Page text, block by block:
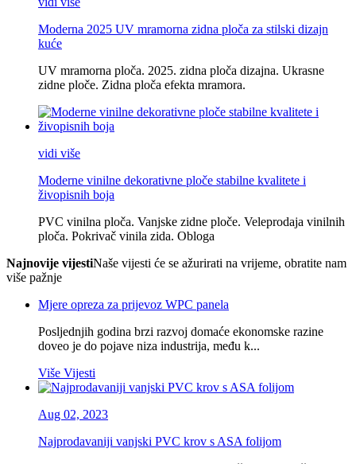
Moderna 2025 UV mramorna zidna ploča za stilski dizajn
kuće
UV mramorna ploča. 2025. zidna ploča dizajna. Ukrasne
zidne ploče. Zidna ploča efekta mramora.
vidi više
Moderne vinilne dekorativne ploče stabilne kvalitete i
živopisnih boja
PVC vinilna ploča. Vanjske zidne ploče. Veleprodaja vinilnih
ploča. Pokrivač vinila zida. Obloga
Najnovije vijestiNaše vijesti će se ažurirati na vrijeme, obratite nam
više pažnje
Mjere opreza za prijevoz WPC panela
Posljednjih godina brzi razvoj domaće ekonomske razine
doveo je do pojave niza industrija, među k...
Više Vijesti
Aug 02, 2023
Najprodavaniji vanjski PVC krov s ASA folijom